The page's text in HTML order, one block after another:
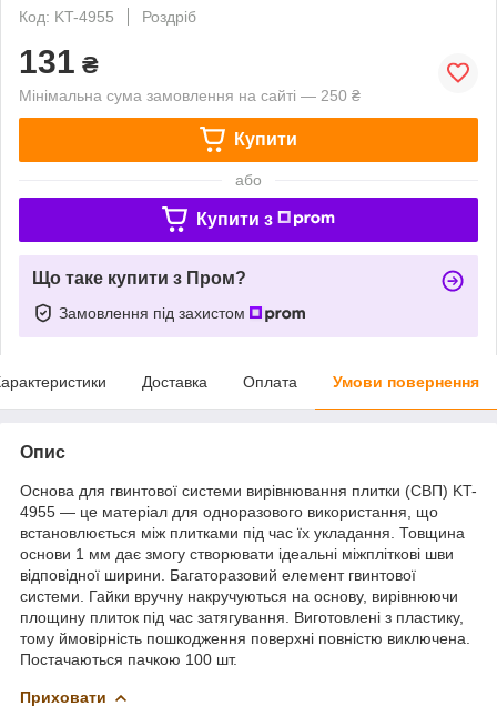
Код: KT-4955
Роздріб
131 ₴
Мінімальна сума замовлення на сайті — 250 ₴
Купити
або
Купити з
Що таке купити з Пром?
Замовлення під захистом
Доставка Оплата Умови повернення
Опис
Основа для гвинтової системи вирівнювання плитки (СВП) KT-
4955 — це матеріал для одноразового використання, що
встановлюється між плитками під час їх укладання. Товщина
основи 1 мм дає змогу створювати ідеальні міжпліткові шви
відповідної ширини. Багаторазовий елемент гвинтової
системи. Гайки вручну накручуються на основу, вирівнюючи
площину плиток під час затягування. Виготовлені з пластику,
тому ймовірність пошкодження поверхні повністю виключена.
Постачаються пачкою 100 шт.
Приховати